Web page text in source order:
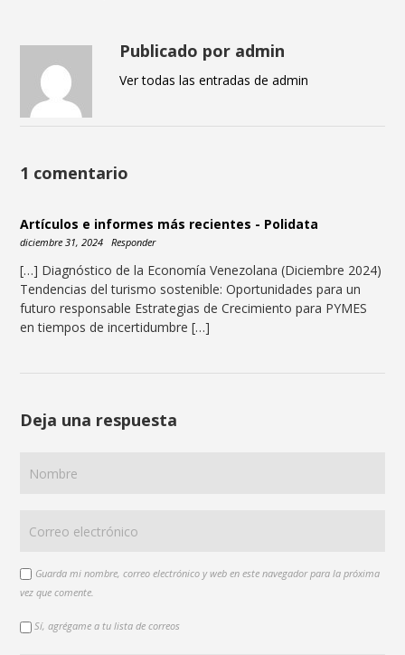
Publicado por admin
Ver todas las entradas de admin
1 comentario
Artículos e informes más recientes - Polidata
diciembre 31, 2024 Responder
[…] Diagnóstico de la Economía Venezolana (Diciembre 2024)
Tendencias del turismo sostenible: Oportunidades para un
futuro responsable Estrategias de Crecimiento para PYMES
en tiempos de incertidumbre […]
Deja una respuesta
Guarda mi nombre, correo electrónico y web en este navegador para la próxima
vez que comente.
Sí, agrégame a tu lista de correos